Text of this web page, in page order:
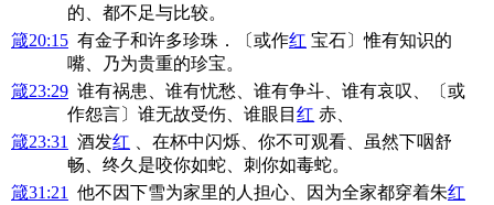
的、都不足与比较。
箴20:15 有金子和许多珍珠．〔或作红 宝石〕惟有知识的
嘴、乃为贵重的珍宝。
箴23:29 谁有祸患、谁有忧愁、谁有争斗、谁有哀叹、〔或
作怨言〕谁无故受伤、谁眼目红 赤、
箴23:31
酒发红 、在杯中闪烁、你不可观看、虽然下咽舒
畅、终久是咬你如蛇、刺你如毒蛇。
箴31:21
他不因下雪为家里的人担心、因为全家都穿着朱红